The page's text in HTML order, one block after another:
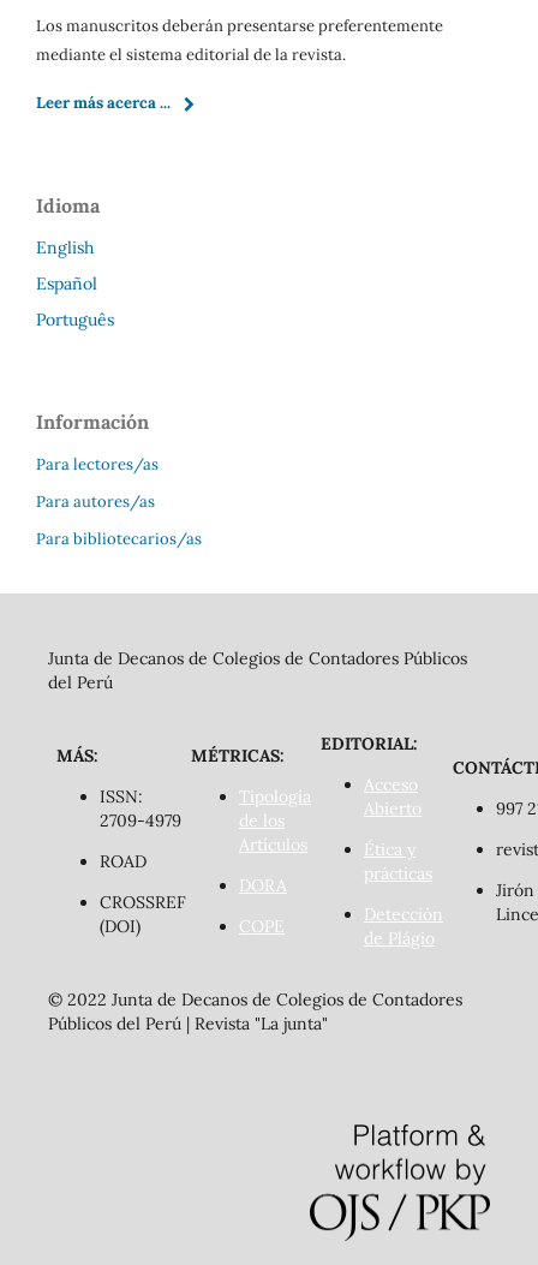
Los manuscritos deberán presentarse preferentemente
mediante el sistema editorial de la revista.
Leer más acerca ...
Idioma
English
Español
Português
Información
Para lectores/as
Para autores/as
Para bibliotecarios/as
Junta de Decanos de Colegios de Contadores Públicos
del Perú
MÁS:
ISSN:
2709-4979
ROAD
CROSSREF
(DOI)
MÉTRICAS:
Tipología
de los
Artículos
DORA
COPE
EDITORIAL:
Acceso
Abierto
Ética y
prácticas
Detección
de Plágio
997
Jirón
© 2022 Junta de Decanos de Colegios de Contadores
Públicos del Perú | Revista "La junta"